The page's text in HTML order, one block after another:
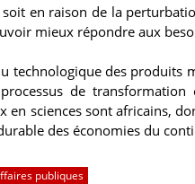
en raison de la
mieux répondre aux
technologique des produits
de
en sciences sont africains,
des économies du
publiques